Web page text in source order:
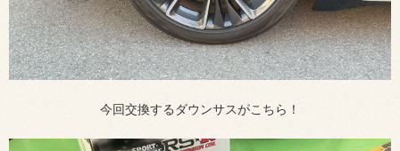
今回交換するダウンサスがこちら！